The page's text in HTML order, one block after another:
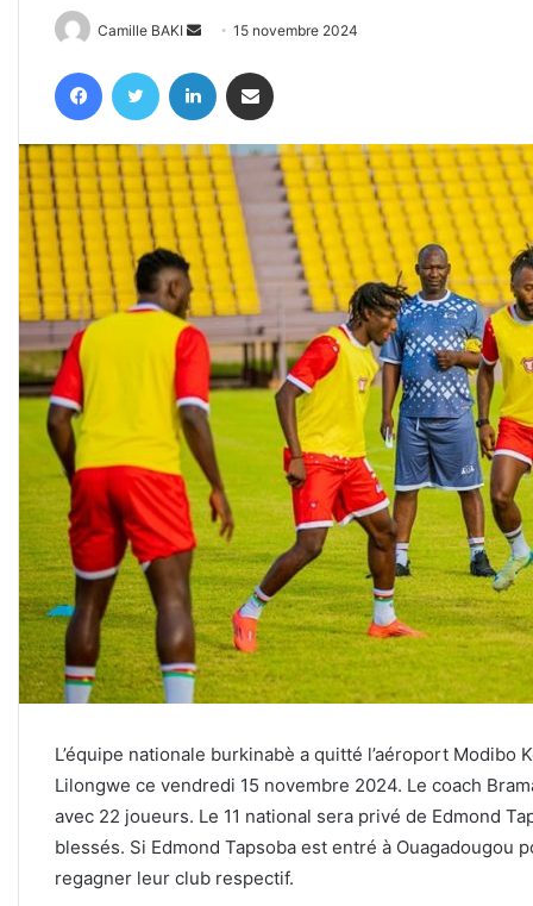
Camille BAKI
Envoyer
courriel
15 novembre 2024
FacebookTwitter Linkedin
L’équipe nationale burkinabè a quitté l’aéroport
Lilongwe ce vendredi 15 novembre 2024. Le coach
avec 22 joueurs. Le 11 national sera privé de Edmond
blessés. Si Edmond Tapsoba est entré à Ouagadougou
regagner leur club respectif.